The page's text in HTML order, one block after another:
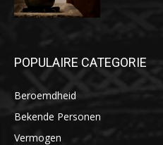
POPULAIRE CATEGORIE
Beroemdheid
Bekende Personen
Vermogen